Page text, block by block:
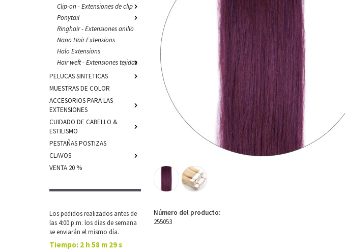
Clip-on - Extensiones de clip
Ponytail
Ringhair - Extensiones anillo
Nano Hair Extensions
Halo Extensions
Hair weft - Extensiones tejidas
PELUCAS SINTETICAS
MUESTRAS DE COLOR
ACCESORIOS PARA LAS
EXTENSIONES
CUIDADO DE CABELLO &
ESTILISMO
PESTAÑAS POSTIZAS
CLAVOS
VENTA 20 %
Los pedidos realizados antes de
las 4:00 p.m. los días de semana
se enviarán el mismo día.
Tiempo: 2 h 58 m 28 s
Número del producto:
255053